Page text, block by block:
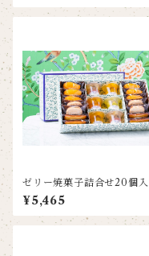
ゼリー焼菓子詰合せ20個入
¥5,465